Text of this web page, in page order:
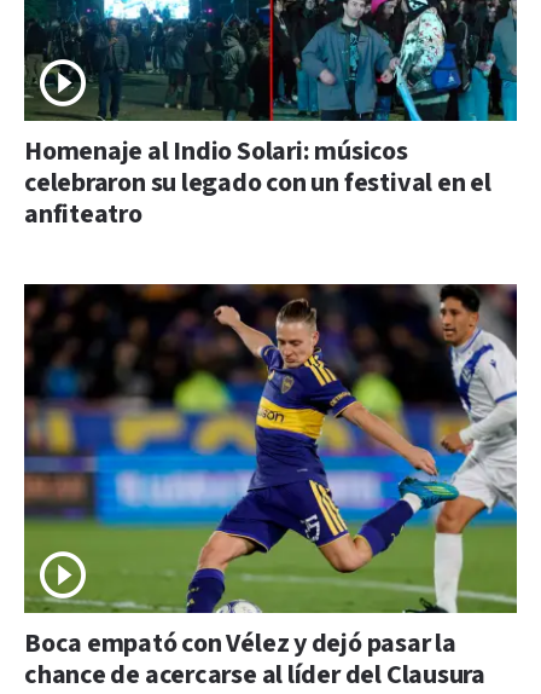
Homenaje al Indio Solari: músicos
celebraron su legado con un festival en el
anfiteatro
Boca empató con Vélez y dejó pasar la
chance de acercarse al líder del Clausura